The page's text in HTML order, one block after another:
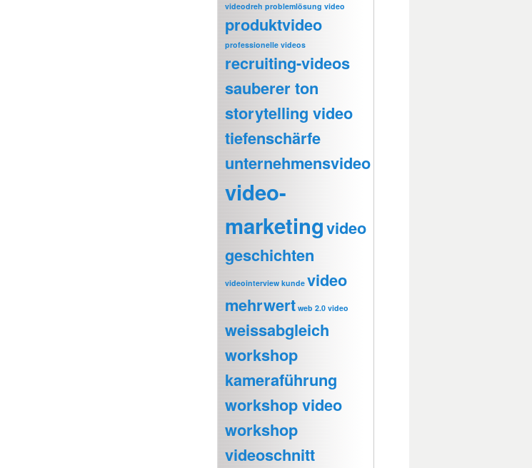
videodreh problemlösung video
produktvideo
professionelle videos
recruiting-videos
sauberer ton
storytelling video
tiefenschärfe
unternehmensvideo
video-
marketingvideo
geschichten
videointerview kunde video
mehrwert web 2.0 video
weissabgleich
workshop
kameraführung
workshop video
workshop
videoschnitt